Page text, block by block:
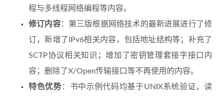
程与多线程网络编程等内容。
修订内容：第三版根据网络技术的最新进展进行了修
订，新增了IPv6相关内容，包括地址结构等；补充了
SCTP协议相关知识；增加了密钥管理套接字接口内
容；删除了X/Open传输接口等不再使用的内容。
特色优势 ：书中示例代码均基于UNIX系统验证，读